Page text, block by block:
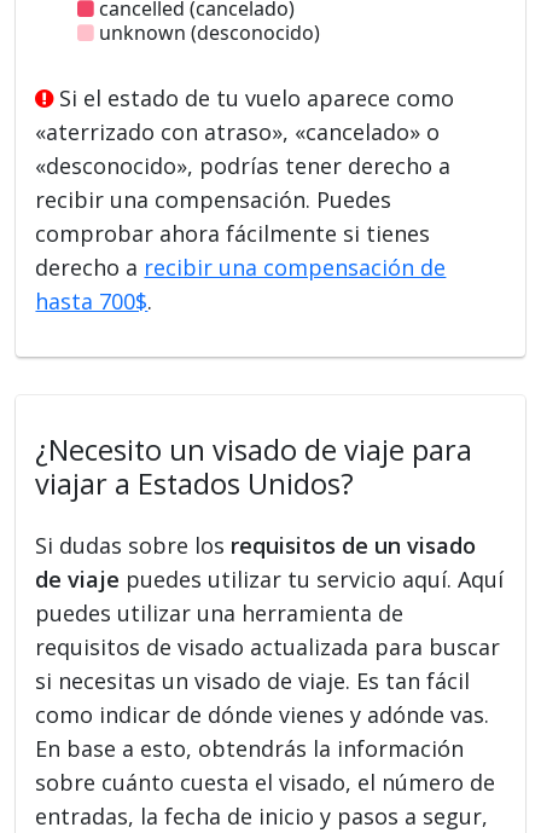
cancelled (cancelado)
unknown (desconocido)
Si el estado de tu vuelo aparece como
«aterrizado con atraso», «cancelado» o
«desconocido», podrías tener derecho a
recibir una compensación. Puedes
comprobar ahora fácilmente si tienes
derecho a recibir una compensación de
hasta 700$.
¿Necesito un visado de viaje para
viajar a Estados Unidos?
Si dudas sobre los requisitos de un visado
de viaje puedes utilizar tu servicio aquí. Aquí
puedes utilizar una herramienta de
requisitos de visado actualizada para buscar
si necesitas un visado de viaje. Es tan fácil
como indicar de dónde vienes y adónde vas.
En base a esto, obtendrás la información
sobre cuánto cuesta el visado, el número de
entradas, la fecha de inicio y pasos a segur,